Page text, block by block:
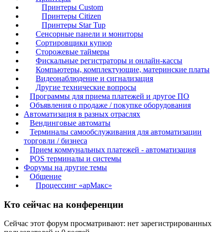
Принтеры Custom
Принтеры Citizen
Принтеры Star Tup
Сенсорные панели и мониторы
Сортировщики купюр
Сторожевые таймеры
Фискальные регистраторы и онлайн-кассы
Компьютеры, комплектующие, материнские платы
Видеонаблюдение и сигнализация
Другие технические вопросы
Программы для приема платежей и другое ПО
Объявления о продаже / покупке оборудования
Автоматизация в разных отраслях
Вендинговые автоматы
Терминалы самообслуживания для автоматизации
торговли / бизнеса
Прием коммунальных платежей - автоматизация
POS терминалы и системы
Форумы на другие темы
Общение
Процессинг «арМакс»
Кто сейчас на конференции
Сейчас этот форум просматривают: нет зарегистрированных